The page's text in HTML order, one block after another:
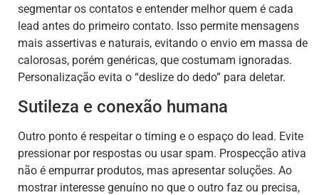
segmentar os contatos e entender melhor quem é cada
lead antes do primeiro contato. Isso permite mensagens
mais assertivas e naturais, evitando o envio em massa de
calorosas, porém genéricas, que costumam ignoradas.
Personalização evita o “deslize do dedo” para deletar.
Sutileza e conexão humana
Outro ponto é respeitar o timing e o espaço do lead. Evite
pressionar por respostas ou usar spam. Prospecção ativa
não é empurrar produtos, mas apresentar soluções. Ao
mostrar interesse genuíno no que o outro faz ou precisa,